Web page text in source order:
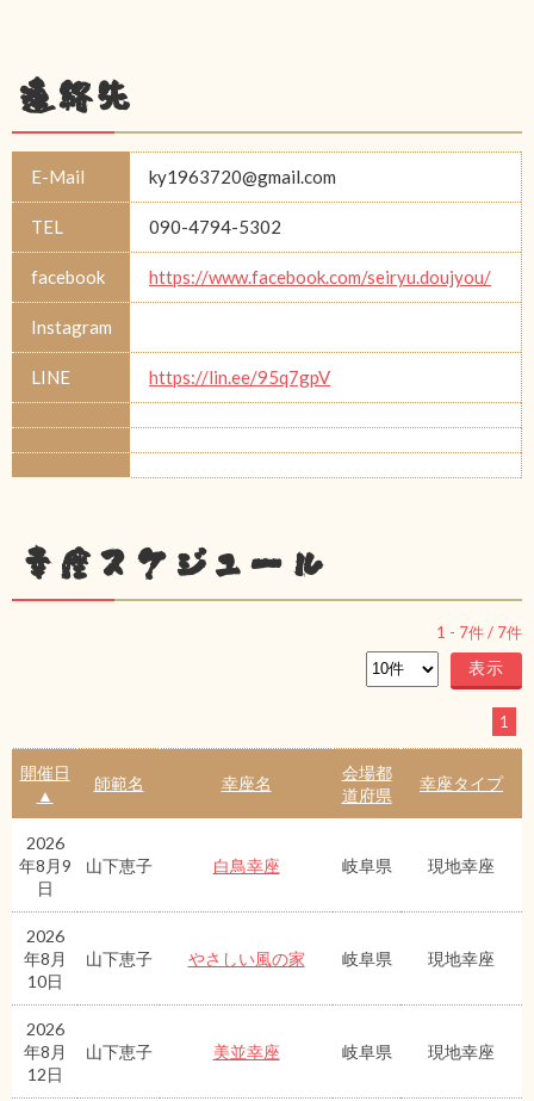
連絡先
E-Mail ky1963720@gmail.com
TEL 090-4794-5302
facebook https://www.facebook.com/seiryu.doujyou/
Instagram
LINE https://lin.ee/95q7gpV
幸座スケジュール
1 - 7件 / 7件
1
開催日
▲
師範名 幸座名
会場都
道府県
幸座タイプ
2026
年8月9
日
山下恵子 白鳥幸座 岐阜県 現地幸座
2026
年8月
10日
山下恵子 やさしい風の家 岐阜県 現地幸座
2026
年8月
12日
山下恵子 美並幸座 岐阜県 現地幸座